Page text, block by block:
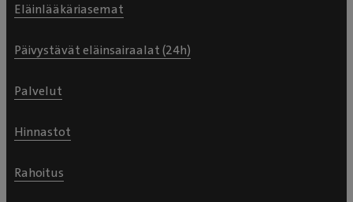
Eläinlääkäriasemat
Päivystävät eläinsairaalat (24h)
Palvelut
Hinnastot
Rahoitus